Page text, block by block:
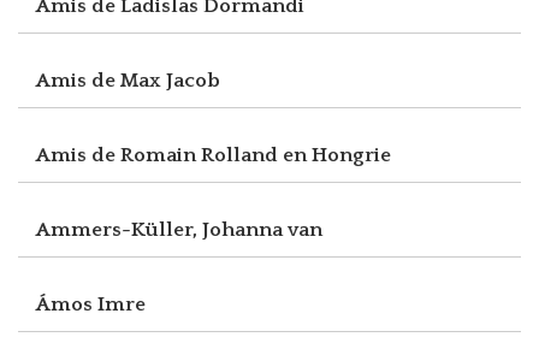
Amis de Ladislas Dormandi
Amis de Max Jacob
Amis de Romain Rolland en Hongrie
Ammers-Küller, Johanna van
Ámos Imre